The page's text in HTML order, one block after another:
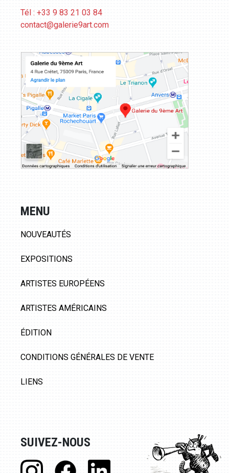
Tél : +33 9 83 21 03 84
contact@galerie9art.com
MENU
NOUVEAUTÉS
EXPOSITIONS
ARTISTES EUROPÉENS
ARTISTES AMÉRICAINS
ÉDITION
CONDITIONS GÉNÉRALES DE VENTE
LIENS
SUIVEZ-NOUS